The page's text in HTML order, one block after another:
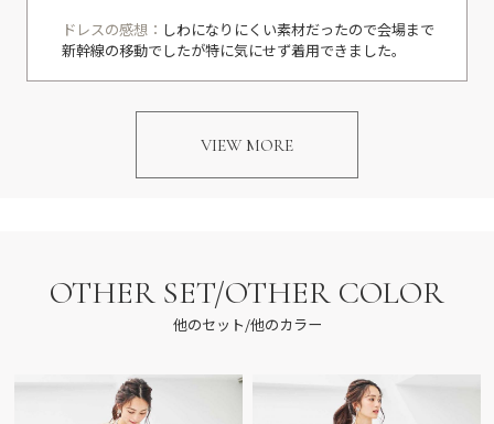
ドレスの感想： しわになりにくい素材だったので会場まで
新幹線の移動でしたが特に気にせず着用できました。
VIEW MORE
OTHER SET/OTHER COLOR
他のセット/他のカラー